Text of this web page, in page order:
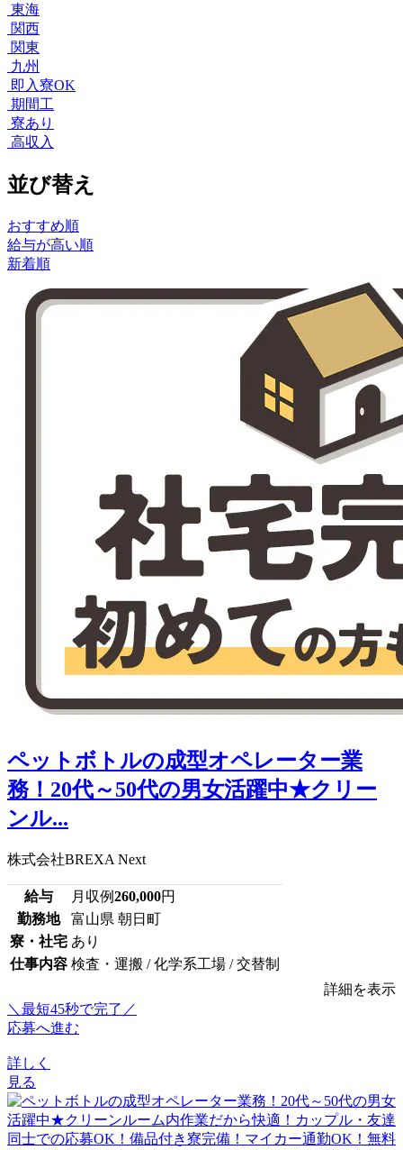
東海
関西
関東
九州
即入寮OK
期間工
寮あり
高収入
並び替え
おすすめ順
給与が高い順
新着順
ペットボトルの成型オペレーター業
務！20代～50代の男女活躍中★クリー
ンル...
株式会社BREXA Next
給与 月収例260,000円
勤務地
富山県 朝日町
寮・社宅 あり
仕事内容 検査・運搬 / 化学系工場 / 交替制
詳細を表示
＼最短45秒で完了／
応募へ進む
詳しく
見る